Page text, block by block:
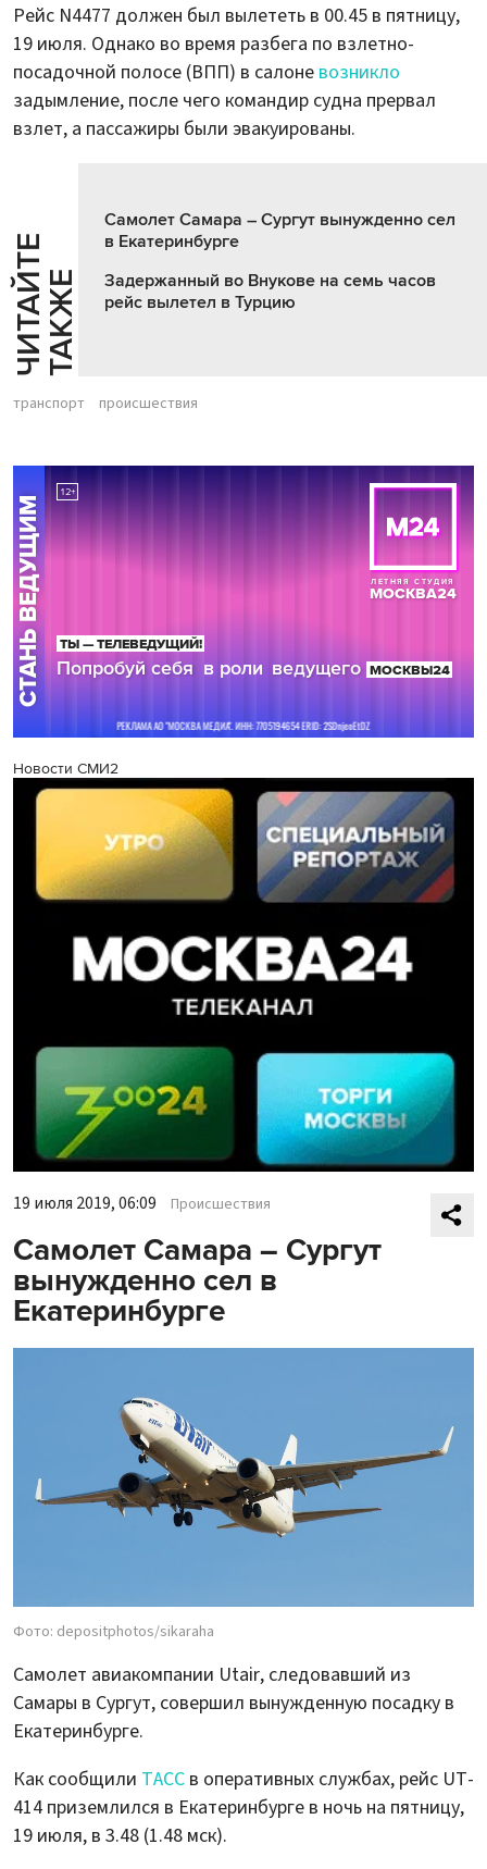
Рейс N4477 должен был вылететь в 00.45 в пятницу,
19 июля. Однако во время разбега по взлетно-
посадочной полосе (ВПП) в салоне возникло
задымление, после чего командир судна прервал
взлет, а пассажиры были эвакуированы.
Ч
И
Т
АЙ
Т
Е
Т
А
К
ЖЕ
Самолет Самара – Сургут вынужденно сел
в Екатеринбурге
Задержанный во Внукове на семь часов
рейс вылетел в Турцию
транспорт происшествия
Новости СМИ2
19 июля 2019, 06:09 Происшествия
Самолет Самара – Сургут
вынужденно сел в
Екатеринбурге
Фото: depositphotos/sikaraha
Самолет авиакомпании Utair, следовавший из
Самары в Сургут, совершил вынужденную посадку в
Екатеринбурге.
Как сообщили ТАСС в оперативных службах, рейс UT-
414 приземлился в Екатеринбурге в ночь на пятницу,
19 июля, в 3.48 (1.48 мск).